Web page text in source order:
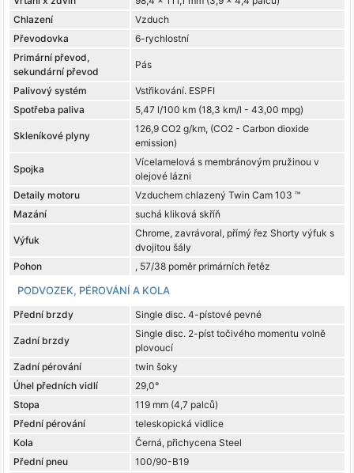
Chlazení
Vzduch
Převodovka
6-rychlostní
Primární převod,
sekundární převod
Pás
Palivový systém
Vstřikování. ESPFI
Spotřeba paliva
5,47 l/100 km (18,3 km/l - 43,00 mpg)
Skleníkové plyny
126,9 CO2 g/km, (CO2 - Carbon dioxide
emission)
Spojka
Vícelamelová s membránovým pružinou v
olejové lázni
Detaily motoru
Vzduchem chlazený Twin Cam 103 ™
Mazání
suchá kliková skříň
Výfuk
Chrome, zavrávoral, přímý řez Shorty výfuk s
dvojitou šály
Pohon
, 57/38 poměr primárních řetěz
PODVOZEK, PÉROVÁNÍ A KOLA
Přední brzdy Single disc. 4-pístové pevné
Zadní brzdy
Single disc. 2-píst točivého momentu volně
plovoucí
Zadní pérování
twin šoky
Úhel předních vidlí
29,0°
Stopa
119 mm (4,7 palců)
Přední pérování
teleskopická vidlice
Kola
Černá, přichycena Steel
Přední pneu
100/90-B19